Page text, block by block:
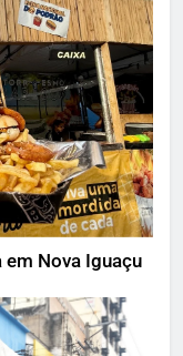
em Nova Iguaçu